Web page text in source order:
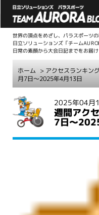
世界の頂点をめざし、パラスポーツ
日立ソリューションズ「チーム
日常の素顔から大会日記までをお届け
ホーム > アクセスランキン
月7日～2025年4月13日
2025年04月
週間アク
7日～